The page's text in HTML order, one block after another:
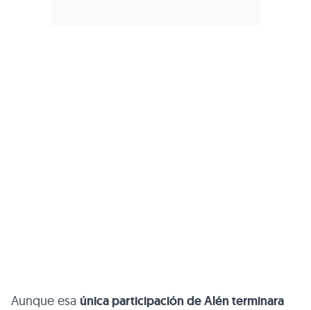
Aunque esa única participación de Alén terminara